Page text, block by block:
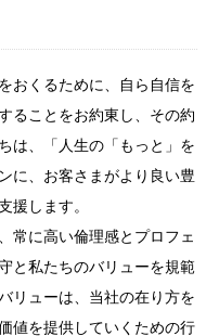
おくるために、自ら自信を
ることをお約東し、その約
は、「人生の「もっと」を
に、お客さまがより良い豊
援します。
常に高い倫理感とプロフェ
と私たちのバリューを規範
リューは、当社の在り方を
値を提供していくための行